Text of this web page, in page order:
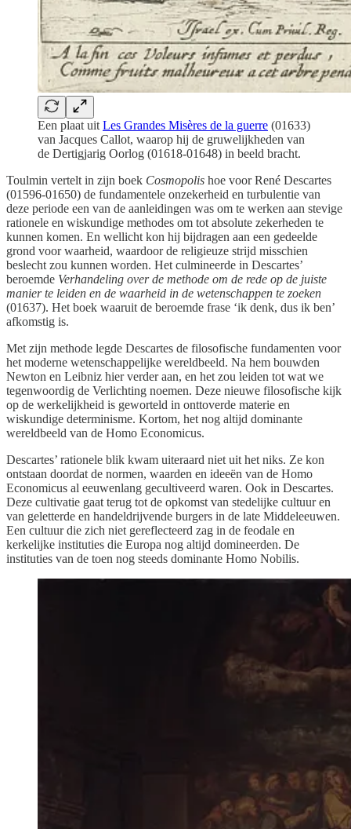
Een plaat uitLes Grandes Misères de la guerre (01633)
van Jacques Callot, waarop hij de gruwelijkheden van
de Dertigjarig Oorlog (01618-01648) in beeld bracht.
Toulmin vertelt in zijn boek Cosmopolis hoe voor René Descartes
(01596-01650) de fundamentele onzekerheid en turbulentie van
deze periode een van de aanleidingen was om te werken aan stevige
rationele en wiskundige methodes om tot absolute zekerheden te
kunnen komen. En wellicht kon hij bijdragen aan een gedeelde
grond voor waarheid, waardoor de religieuze strijd misschien
beslecht zou kunnen worden. Het culmineerde in Descartes’
beroemde Verhandeling over de methode om de rede op de juiste
manier te leiden en de waarheid in de wetenschappen te zoeken
(01637). Het boek waaruit de beroemde frase ‘ik denk, dus ik ben’
afkomstig is.
Met zijn methode legde Descartes de filosofische fundamenten voor
het moderne wetenschappelijke wereldbeeld. Na hem bouwden
Newton en Leibniz hier verder aan, en het zou leiden tot wat we
tegenwoordig de Verlichting noemen. Deze nieuwe filosofische kijk
op de werkelijkheid is geworteld in onttoverde materie en
wiskundige determinisme. Kortom, het nog altijd dominante
wereldbeeld van de Homo Economicus.
Descartes’ rationele blik kwam uiteraard niet uit het niks. Ze kon
ontstaan doordat de normen, waarden en ideeën van de Homo
Economicus al eeuwenlang gecultiveerd waren. Ook in Descartes.
Deze cultivatie gaat terug tot de opkomst van stedelijke cultuur en
van geletterde en handeldrijvende burgers in de late Middeleeuwen.
Een cultuur die zich niet gereflecteerd zag in de feodale en
kerkelijke instituties die Europa nog altijd domineerden. De
instituties van de toen nog steeds dominante Homo Nobilis.